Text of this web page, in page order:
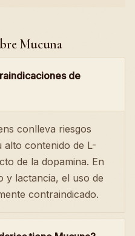
Mucuna
de
conlleva riesgos
alto contenido de L-
de la dopamina. En
y lactancia, el uso de
contraindicado.